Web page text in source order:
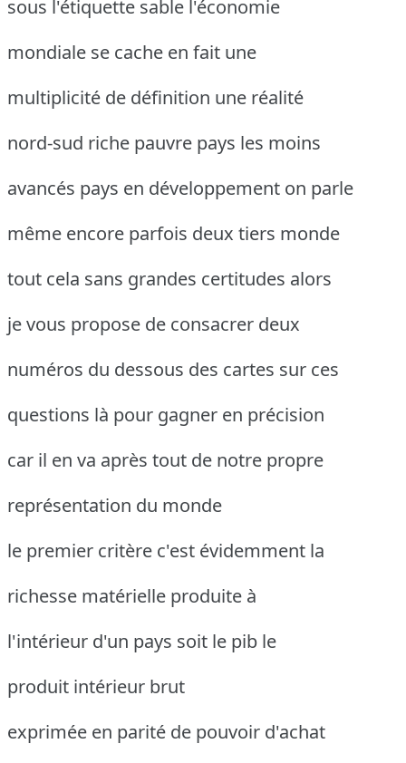
sous l'étiquette sable l'économie
mondiale se cache en fait une
multiplicité de définition une réalité
nord-sud riche pauvre pays les moins
avancés pays en développement on parle
même encore parfois deux tiers monde
tout cela sans grandes certitudes alors
je vous propose de consacrer deux
numéros du dessous des cartes sur ces
questions là pour gagner en précision
car il en va après tout de notre propre
représentation du monde
le premier critère c'est évidemment la
richesse matérielle produite à
l'intérieur d'un pays soit le pib le
produit intérieur brut
exprimée en parité de pouvoir d'achat